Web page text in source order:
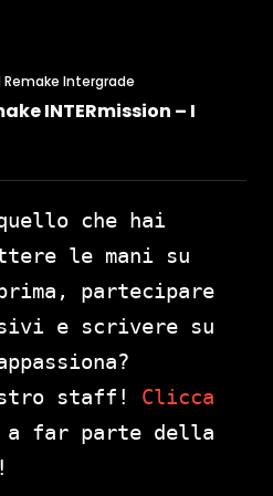
Remake Intergrade
INTERmission – I
che hai
le mani su
partecipare
e scrivere su
staff! Clicca
a far parte della